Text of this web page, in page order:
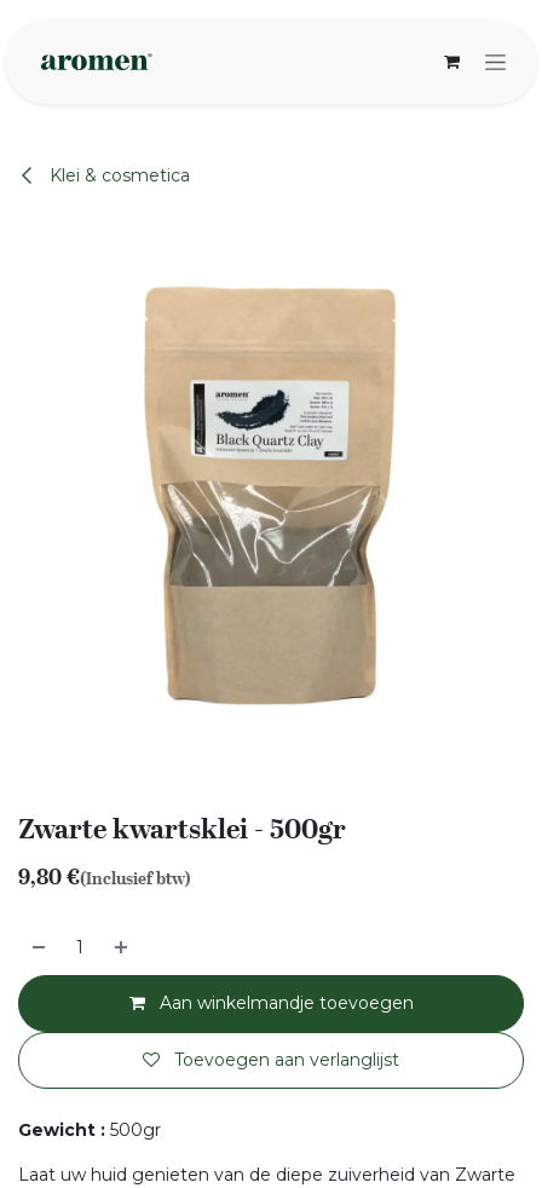
Klei & cosmetica
Zwarte kwartsklei - 500gr
9,80€(Inclusief btw)
Aan winkelmandje toevoegen
Toevoegen aan verlanglijst
Gewicht : 500gr
Laat uw huid genieten van de diepe zuiverheid van Zwarte